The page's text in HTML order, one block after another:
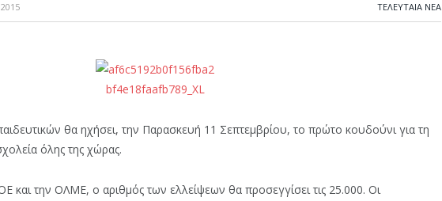
ΤΕΛΕΥΤΑΙΑ ΝΕΑ
θα ηχήσει, την Παρασκευή 11 Σεπτεμβρίου, το πρώτο κουδούνι για τη
όλης της χώρας.
και την ΟΛΜΕ, ο αριθμός των ελλείψεων θα προσεγγίσει τις 25.000. Οι